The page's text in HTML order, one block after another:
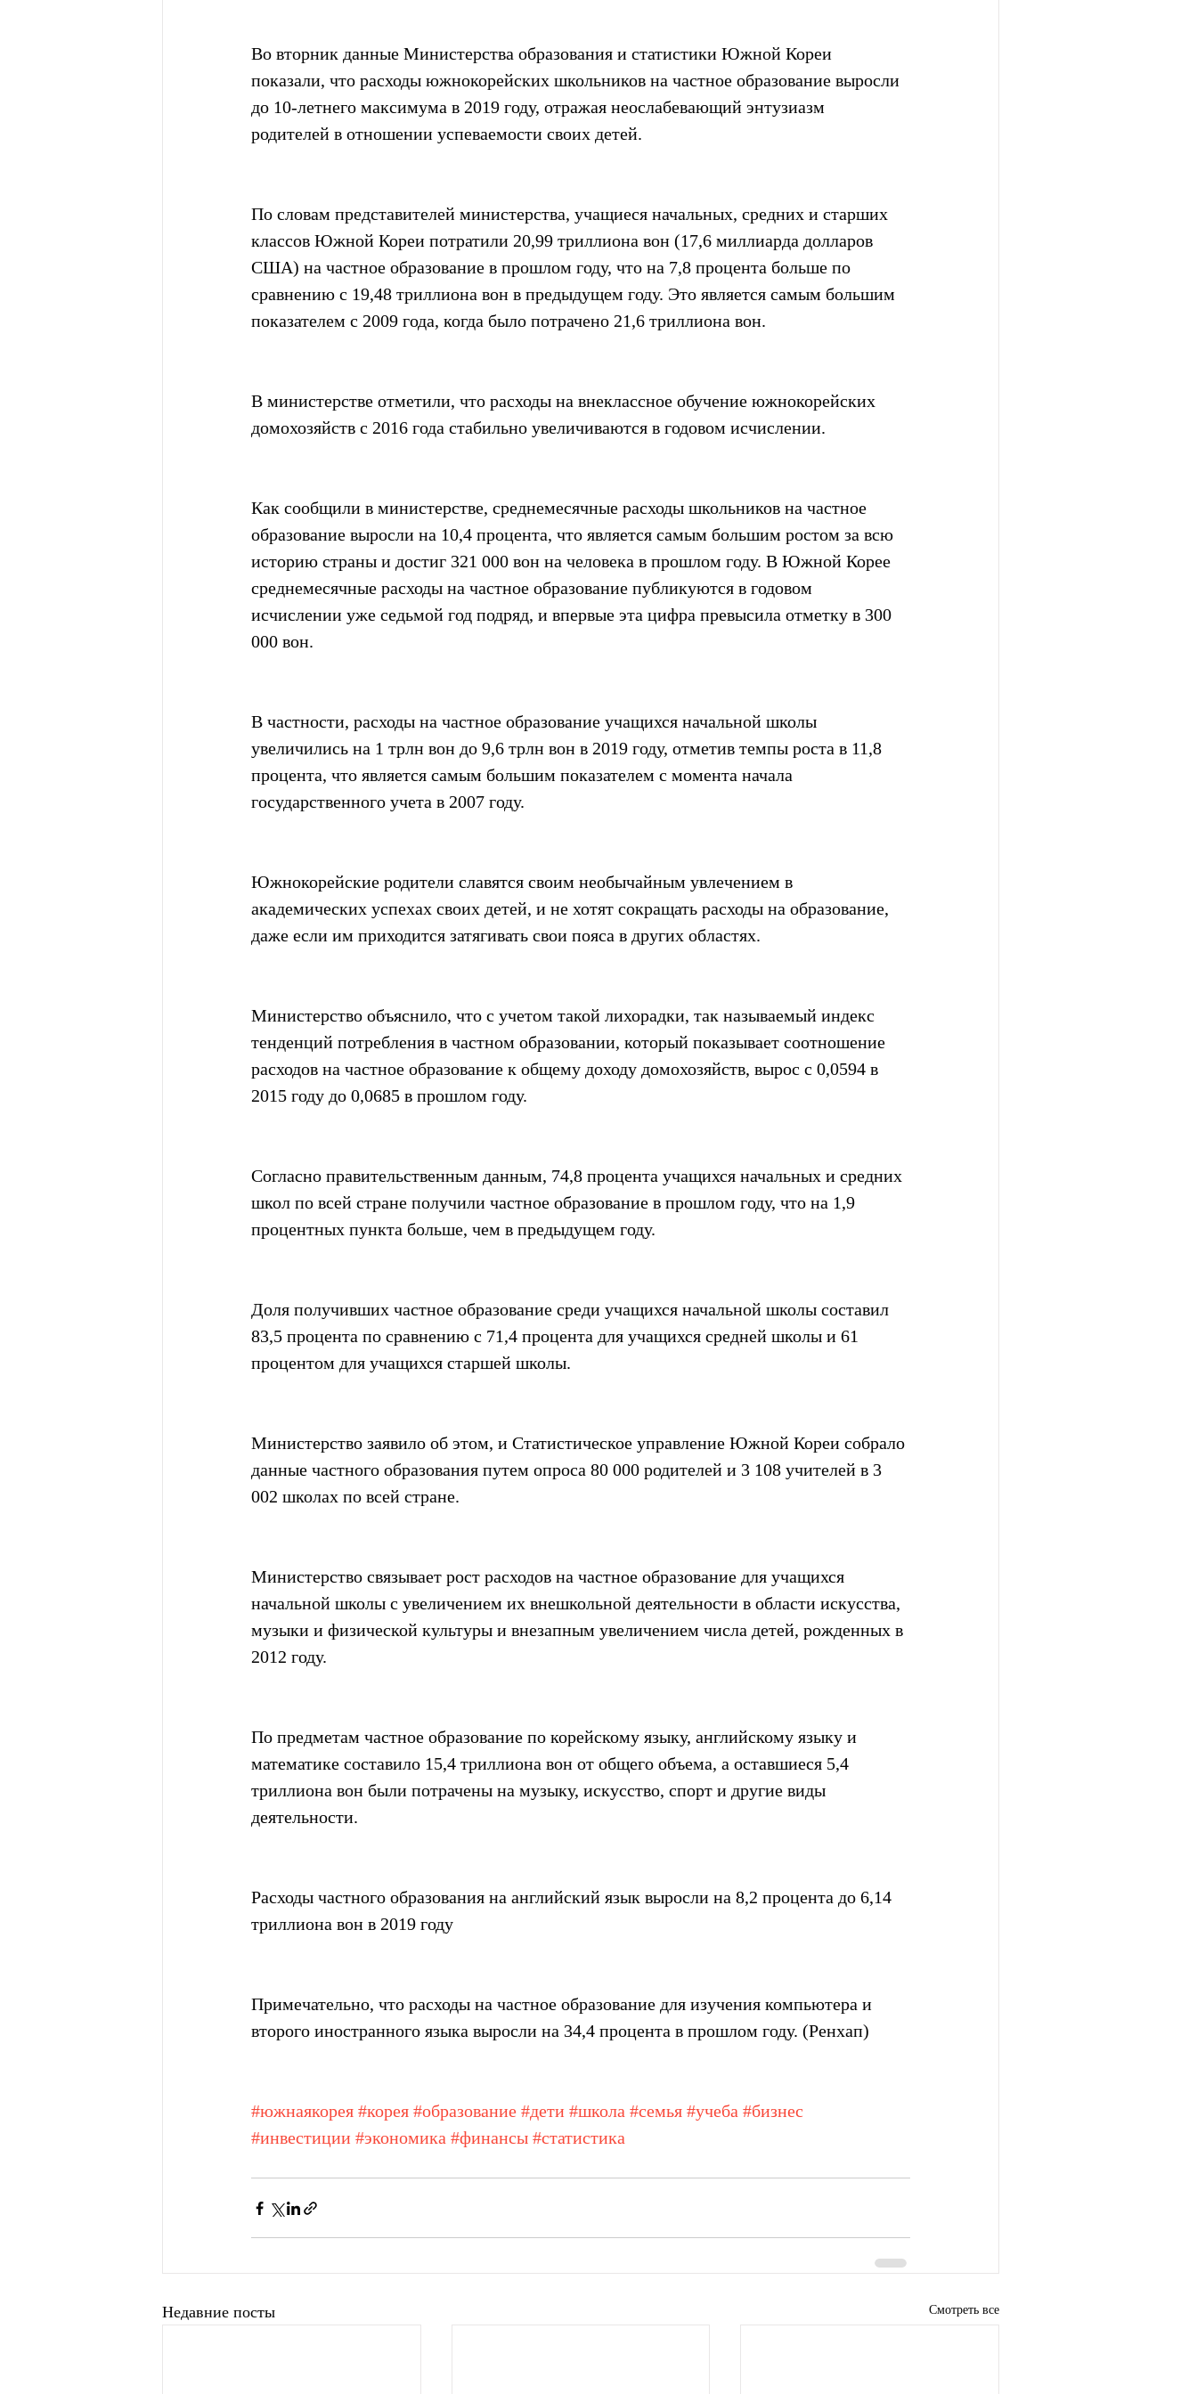
Во вторник данные Министерства образования и статистики Южной Кореи
показали, что расходы южнокорейских школьников на частное образование выросли
до 10-летнего максимума в 2019 году, отражая неослабевающий энтузиазм
родителей в отношении успеваемости своих детей.
По словам представителей министерства, учащиеся начальных, средних и старших
классов Южной Кореи потратили 20,99 триллиона вон (17,6 миллиарда долларов
США) на частное образование в прошлом году, что на 7,8 процента больше по
сравнению с 19,48 триллиона вон в предыдущем году. Это является самым большим
показателем с 2009 года, когда было потрачено 21,6 триллиона вон.
В министерстве отметили, что расходы на внеклассное обучение южнокорейских
домохозяйств с 2016 года стабильно увеличиваются в годовом исчислении.
Как сообщили в министерстве, среднемесячные расходы школьников на частное
образование выросли на 10,4 процента, что является самым большим ростом за всю
историю страны и достиг 321 000 вон на человека в прошлом году. В Южной Корее
среднемесячные расходы на частное образование публикуются в годовом
исчислении уже седьмой год подряд, и впервые эта цифра превысила отметку в 300
000 вон.
В частности, расходы на частное образование учащихся начальной школы
увеличились на 1 трлн вон до 9,6 трлн вон в 2019 году, отметив темпы роста в 11,8
процента, что является самым большим показателем с момента начала
государственного учета в 2007 году.
Южнокорейские родители славятся своим необычайным увлечением в
академических успехах своих детей, и не хотят сокращать расходы на образование,
даже если им приходится затягивать свои пояса в других областях.
Министерство объяснило, что с учетом такой лихорадки, так называемый индекс
тенденций потребления в частном образовании, который показывает соотношение
расходов на частное образование к общему доходу домохозяйств, вырос с 0,0594 в
2015 году до 0,0685 в прошлом году.
Согласно правительственным данным, 74,8 процента учащихся начальных и средних
школ по всей стране получили частное образование в прошлом году, что на 1,9
процентных пункта больше, чем в предыдущем году.
Доля получивших частное образование среди учащихся начальной школы составил
83,5 процента по сравнению с 71,4 процента для учащихся средней школы и 61
процентом для учащихся старшей школы.
Министерство заявило об этом, и Статистическое управление Южной Кореи собрало
данные частного образования путем опроса 80 000 родителей и 3 108 учителей в 3
002 школах по всей стране.
Министерство связывает рост расходов на частное образование для учащихся
начальной школы с увеличением их внешкольной деятельности в области искусства,
музыки и физической культуры и внезапным увеличением числа детей, рожденных в
2012 году.
По предметам частное образование по корейскому языку, английскому языку и
математике составило 15,4 триллиона вон от общего объема, а оставшиеся 5,4
триллиона вон были потрачены на музыку, искусство, спорт и другие виды
деятельности.
Расходы частного образования на английский язык выросли на 8,2 процента до 6,14
триллиона вон в 2019 году
Примечательно, что расходы на частное образование для изучения компьютера и
второго иностранного языка выросли на 34,4 процента в прошлом году. (Ренхап)
#южнаякорея #корея #образование #дети #школа #семья #учеба #бизнес
#инвестиции #экономика #финансы #статистика
Недавние посты Смотреть все